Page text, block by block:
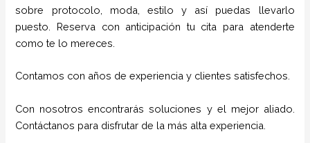
sobre protocolo, moda, estilo y así puedas llevarlo
puesto. Reserva con anticipación tu cita para atenderte
como te lo mereces.
Contamos con años de experiencia y clientes satisfechos.
Con nosotros encontrarás soluciones y el mejor aliado.
Contáctanos para disfrutar de la más alta experiencia.